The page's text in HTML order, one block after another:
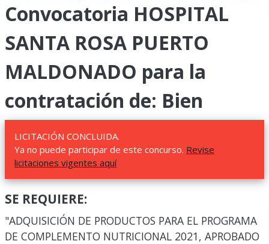
Convocatoria HOSPITAL
SANTA ROSA PUERTO
MALDONADO para la
contratación de: Bien
LICITACIÓN CONCLUIDA.
Ya no puede participar de este concurso. Revise
licitaciones vigentes aquí
SE REQUIERE:
"ADQUISICIÓN DE PRODUCTOS PARA EL PROGRAMA
DE COMPLEMENTO NUTRICIONAL 2021, APROBADO